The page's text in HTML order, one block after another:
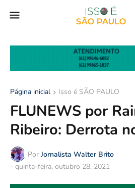
Página inicial Isso é SÃO PAULO
FLUNEWS por
Ribeiro: Derrota
Por Jornalista Walter Brito
- quinta-feira, outubro 28, 2021